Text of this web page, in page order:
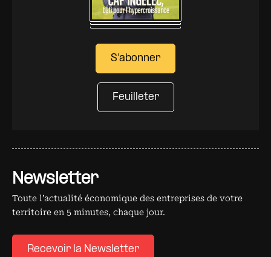
Newsletter
Toute l’actualité économique des entreprises de votre
territoire en 5 minutes, chaque jour.
Recevoir la Newsletter
S'abonner
Feuilleter